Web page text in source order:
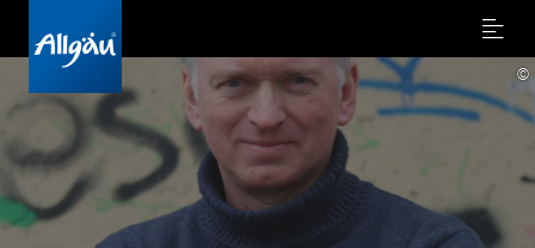
Menu
©